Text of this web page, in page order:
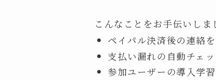
こんなことをお手伝いしま
ペイパル決済後の連絡
支払い漏れの自動チェ
参加ユーザーの導入学